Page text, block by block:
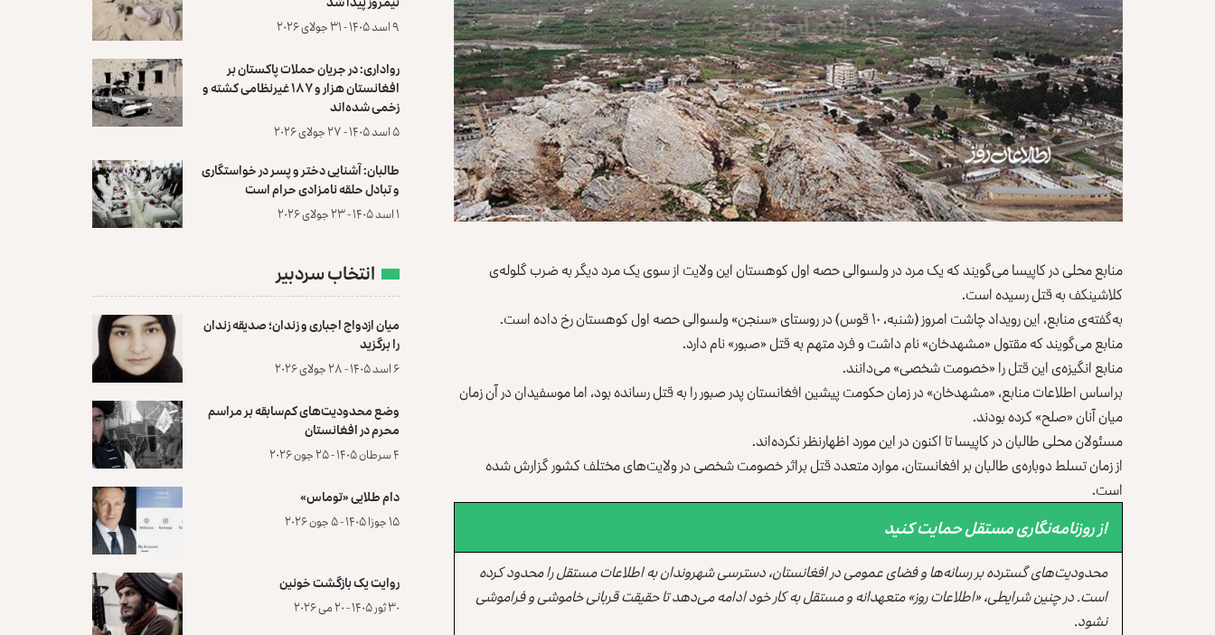
منابع محلی در کاپیسا می‌گویند که یک مرد در ولسوالی حصه‌‌ اول کوهستان این ولایت از سوی یک مرد دیگر به ضرب گلوله‌ی
کلاشینکف به قتل رسیده است.
به‌گفته‌ی منابع، این رویداد چاشت امروز (شنبه، ۱۰ قوس) در روستای «سنجن» ولسوالی حصه‌ اول کوهستان رخ داده است.
منابع می‌گویند که مقتول «مشهدخان» نام داشت و فرد متهم به قتل «صبور» نام دارد.
منابع انگیزه‌ی این قتل را «خصومت شخصی» می‌دانند.
براساس اطلاعات منابع، «مشهدخان» در زمان حکومت پیشین افغانستان پدر صبور را به‌‌ قتل رسانده بود، اما موسفیدان در آن زمان
میان آنان «صلح» کرده بودند.
مسئولان محلی طالبان در کاپیسا تا اکنون در این مورد اظهارنظر نکرده‌اند.
از زمان تسلط دوباره‌‌ی طالبان بر افغانستان، موارد متعدد قتل براثر خصومت شخصی در ولایت‌های مختلف کشور گزارش شده
است.
از روزنامه‌نگاری مستقل حمایت کنید
محدودیت‌های گسترده بر رسانه‌ها و فضای عمومی در افغانستان، دسترسی شهروندان به اطلاعات مستقل را محدود کرده
است. در چنین شرایطی، «اطلاعات روز» متعهدانه و مستقل به کار خود ادامه می‌دهد تا حقیقت قربانی خاموشی و فراموشی
نشود.
۹ اسد ۱۴۰۵ - ۳۱ جولای ۲۰۲۶
رواداری: در جریان حملات پاکستان بر
افغانستان هزار و ۱۸۷ غیرنظامی کشته و
زخمی شده‌اند
۵ اسد ۱۴۰۵ - ۲۷ جولای ۲۰۲۶
طالبان: آشنایی دختر و پسر در خواستگاری
و تبادل حلقه نامزادی حرام است
۱ اسد ۱۴۰۵ - ۲۳ جولای ۲۰۲۶
انتخاب سردبیر
میان ازدواج اجباری و زندان؛ صدیقه زندان
را برگزید
۶ اسد ۱۴۰۵ - ۲۸ جولای ۲۰۲۶
وضع محدودیت‌های کم‌سابقه بر مراسم
محرم در افغانستان
۴ سرطان ۱۴۰۵ - ۲۵ جون ۲۰۲۶
دام طلایی «توماس»
۱۵ جوزا ۱۴۰۵ - ۵ جون ۲۰۲۶
روایت یک بازگشت خونین
۳۰ ثور ۱۴۰۵ - ۲۰ می ۲۰۲۶